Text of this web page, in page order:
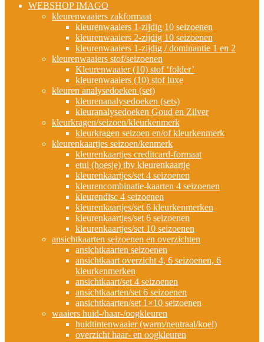
WEBSHOP IMAGO
kleurenwaaiers zakformaat
kleurenwaaiers 1-zijdig 10 seizoenen
kleurenwaaiers 2-zijdig 10 seizoenen
kleurenwaaiers 1-zijdig / dominantie 1 en 2
kleurenwaaiers stof/seizoenen
Kleurenwaaier (10) stof ‘folder’
kleurenwaaiers (10) stof luxe
kleuren analysedoeken (set)
kleurenanalysedoeken (sets)
kleuranalysedoeken Goud en Zilver
kleurkragen/seizoen/kleurkenmerk
kleurkragen seizoen en/of kleurkenmerk
kleurenkaartjes seizoen/kenmerk
kleurenkaartjes creditcard-formaat
etui (hoesje) tbv kleurenkaartje
kleurenkaartjes/set 4 seizoenen
kleurencombinatie-kaarten 4 seizoenen
kleurendisc 4 seizoenen
kleurenkaartjes/set 6 kleurkenmerken
kleurenkaartjes/set 6 seizoenen
kleurenkaartjes/set 10 seizoenen
ansichtkaarten seizoenen en overzichten
ansichtkaarten seizoenen
ansichtkaart overzicht 4, 6 seizoenen, 6
kleurkenmerken
ansichtkaart/set 4 seizoenen
ansichtkaarten/set 6 seizoenen
ansichtkaarten/set 1×10 seizoenen
waaiers huid-/haar-/oogkleuren
huidtintenwaaier (warm/neutraal/koel)
overzicht haar- en oogkleuren